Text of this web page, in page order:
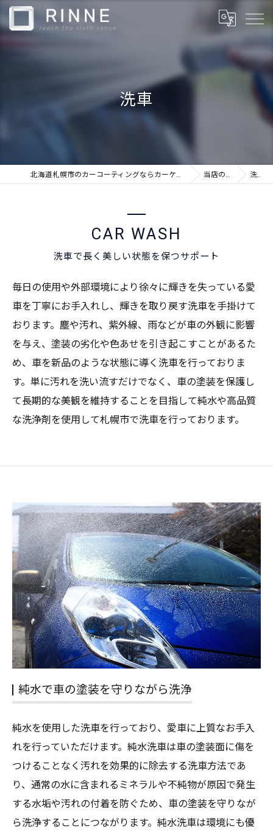
洗車
北海道札幌市のカーコーティングならカーケアショップRINNE 当店の特徴 洗車
洗車で長く美しい状態を保つサポート
CAR WASH
毎日の使用や外部環境により徐々に輝きを失っている愛
車を丁寧にお手入れし、輝きを取り戻す洗車を手掛けて
おります。塵や汚れ、紫外線、雨などが車の外観に影響
を与え、塗装の劣化や色あせを引き起こすことがあるた
め、車を新品のような状態に導く洗車を行っておりま
す。単に汚れを洗い流すだけでなく、車の塗装を保護し
て長期的な美観を維持することを目指して純水や高品質
な洗浄剤を使用して札幌市で洗車を行っております。
純水で車の塗装を守りながら洗浄
純水を使用した洗車を行っており、愛車に上質なお手入
れを行っていただけます。純水洗車は車の塗装面に傷を
つけることなく汚れを効果的に除去する洗車方法であ
り、通常の水に含まれるミネラルや不純物が原因で発生
する水垢や汚れの付着を防ぐため、車の塗装を守りなが
ら洗浄することにつながります。純水洗車は環境にも優